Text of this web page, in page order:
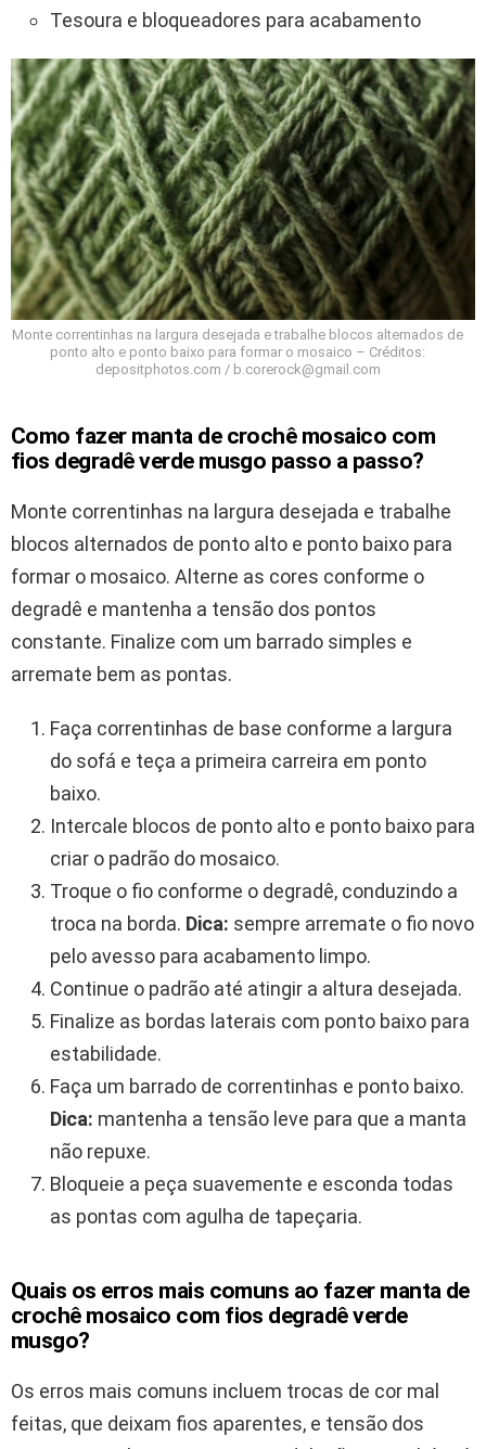
Tesoura e bloqueadores para acabamento
Monte correntinhas na largura desejada e trabalhe blocos alternados de
ponto alto e ponto baixo para formar o mosaico – Créditos:
depositphotos.com / b.corerock@gmail.com
Como fazer manta de crochê mosaico com
fios degradê verde musgo passo a passo?
Monte correntinhas na largura desejada e trabalhe
blocos alternados de ponto alto e ponto baixo para
formar o mosaico. Alterne as cores conforme o
degradê e mantenha a tensão dos pontos
constante. Finalize com um barrado simples e
arremate bem as pontas.
Faça correntinhas de base conforme a largura
do sofá e teça a primeira carreira em ponto
baixo.
Intercale blocos de ponto alto e ponto baixo para
criar o padrão do mosaico.
Troque o fio conforme o degradê, conduzindo a
troca na borda. Dica: sempre arremate o fio novo
pelo avesso para acabamento limpo.
Continue o padrão até atingir a altura desejada.
Finalize as bordas laterais com ponto baixo para
estabilidade.
Faça um barrado de correntinhas e ponto baixo.
Dica: mantenha a tensão leve para que a manta
não repuxe.
Bloqueie a peça suavemente e esconda todas
as pontas com agulha de tapeçaria.
Quais os erros mais comuns ao fazer manta de
crochê mosaico com fios degradê verde
musgo?
Os erros mais comuns incluem trocas de cor mal
feitas, que deixam fios aparentes, e tensão dos